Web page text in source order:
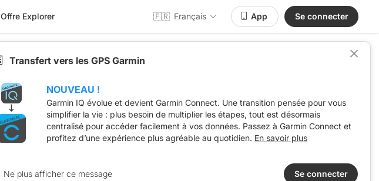
Offre Explorer 🇫🇷 Français App Se connecter
Transfert vers les GPS Garmin
NOUVEAU !
Garmin IQ évolue et devient Garmin Connect. Une transition pensée pour vous
simplifier la vie : plus besoin de multiplier les étapes, tout est désormais
centralisé pour accéder facilement à vos données. Passez à Garmin Connect et
profitez d’une expérience plus agréable au quotidien. En savoir plus
Ne plus afficher ce message Se connecter